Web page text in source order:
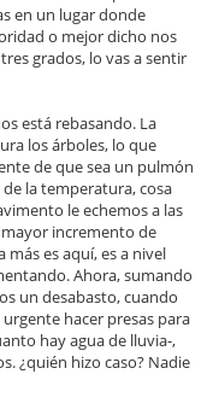
en un lugar donde
o mejor dicho nos
grados, lo vas a sentir
está rebasando. La
los árboles, lo que
de que sea un pulmón
la temperatura, cosa
le echemos a las
incremento de
es aquí, es a nivel
Ahora, sumando
un desabasto, cuando
hacer presas para
hay agua de lluvia-,
¿quién hizo caso? Nadie